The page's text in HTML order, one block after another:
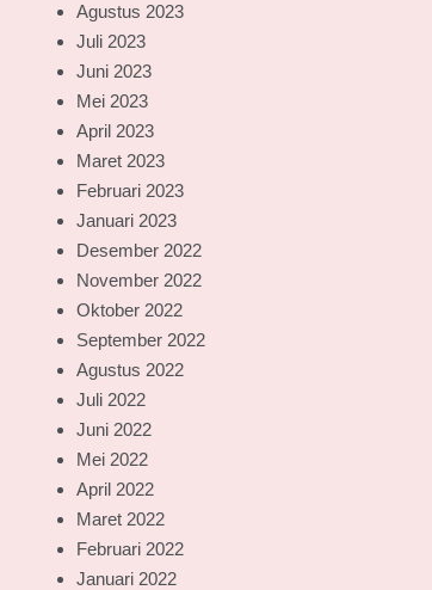
Agustus 2023
Juli 2023
Juni 2023
Mei 2023
April 2023
Maret 2023
Februari 2023
Januari 2023
Desember 2022
November 2022
Oktober 2022
September 2022
Agustus 2022
Juli 2022
Juni 2022
Mei 2022
April 2022
Maret 2022
Februari 2022
Januari 2022